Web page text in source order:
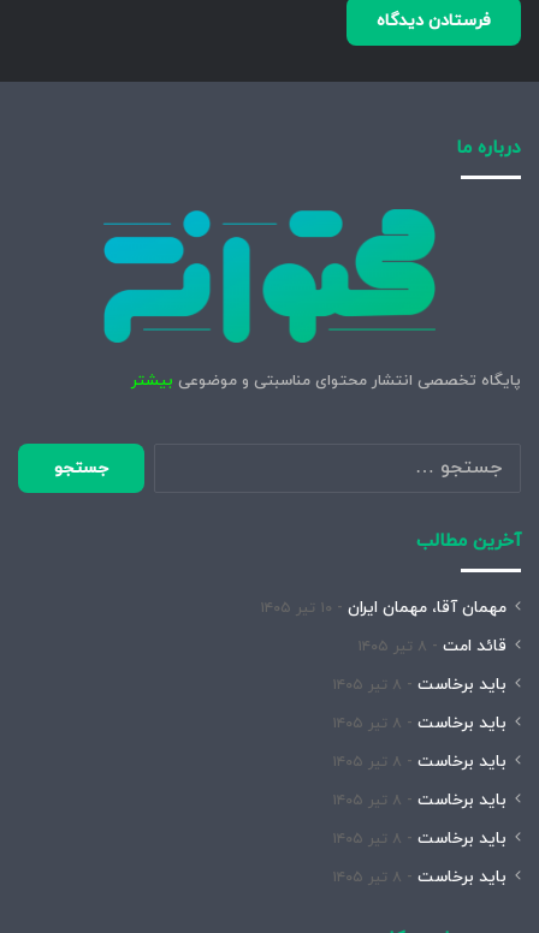
درباره ما
پایگاه تخصصی انتشار محتوای مناسبتی و موضوعی بیشتر
جستجو
برای:
آخرین مطالب
مهمان آقا، مهمان ایران ۱۰ تیر ۱۴۰۵
قائد امت ۸ تیر ۱۴۰۵
باید برخاست ۸ تیر ۱۴۰۵
باید برخاست ۸ تیر ۱۴۰۵
باید برخاست ۸ تیر ۱۴۰۵
باید برخاست ۸ تیر ۱۴۰۵
باید برخاست ۸ تیر ۱۴۰۵
باید برخاست ۸ تیر ۱۴۰۵